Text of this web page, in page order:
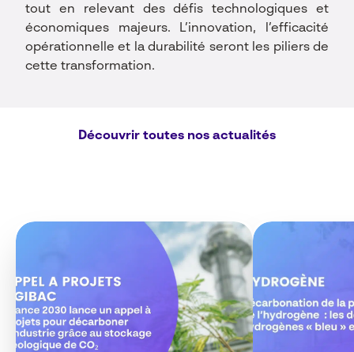
tout en relevant des défis technologiques et
économiques majeurs. L’innovation, l’efficacité
opérationnelle et la durabilité seront les piliers de
cette transformation.
Découvrir toutes nos actualités